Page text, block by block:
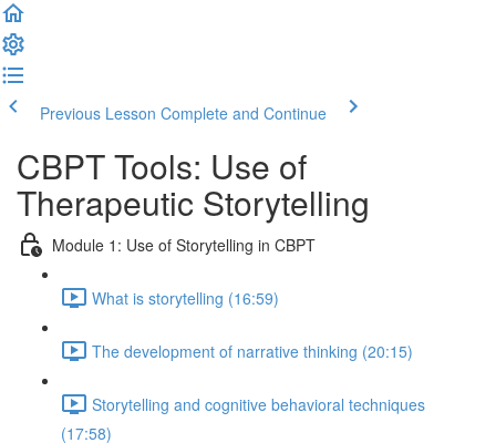
Previous Lesson Complete and Continue
CBPT Tools: Use of
Therapeutic Storytelling
Module 1: Use of Storytelling in CBPT
What is storytelling (16:59)
The development of narrative thinking (20:15)
Storytelling and cognitive behavioral techniques
(17:58)